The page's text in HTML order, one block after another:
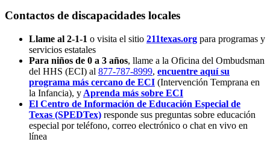
Contactos de discapacidades locales
Llame al 2-1-1 o visita el sitio 211texas.org para programas y
servicios estatales
Para niños de 0 a 3 años, llame a la Oficina del Ombudsman
del HHS (ECI) al 877-787-8999, encuentre aquí su
programa más cercano de ECI (Intervención Temprana en
la Infancia), y Aprenda más sobre ECI
El Centro de Información de Educación Especial de
Texas (SPEDTex) responde sus preguntas sobre educación
especial por teléfono, correo electrónico o chat en vivo en
línea